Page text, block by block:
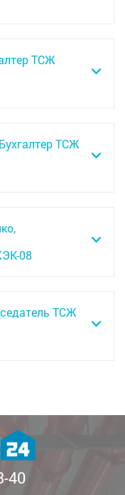
ТСЖ
ТСЖ
08
ТСЖ
40